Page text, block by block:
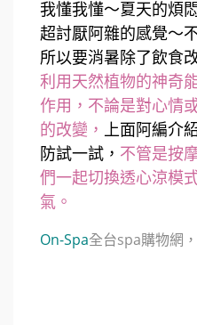
我懂我懂～夏天的煩
超討厭阿雜的感覺～
所以要消暑除了飲食
利用天然植物的神奇
作用，不論是對心情
的改變， 上面阿編介
防試一試， 不管是按
們一起切換透心涼模
氣。
On-Spa全台spa購物網